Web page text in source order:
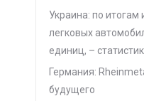
Украина: по
легковых
единиц, –
Германия:
будущего